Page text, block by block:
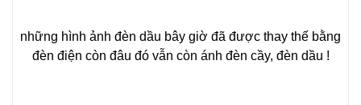
những hình ảnh đèn dầu bây giờ đã được thay thế bằng
đèn điện còn đâu đó vẫn còn ánh đèn cầy, đèn dầu !